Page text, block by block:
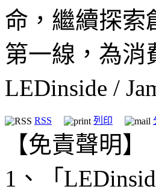
命，繼續探索
第一線，為消
LEDinside /
RSS 列印
【免責聲明】
1、「